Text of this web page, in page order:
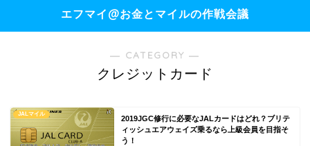
エフマイ@お金とマイルの作戦会議
― CATEGORY ―
クレジットカード
JALマイル
2019JGC修行に必要なJALカードはどれ？ブリテ
ィッシュエアウェイズ乗るなら上級会員を目指そ
う！